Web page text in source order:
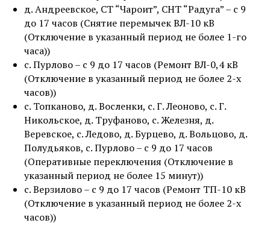
д. Андреевское, СТ “Чароит”, СНТ “Радуга” – с 9
до 17 часов (Снятие перемычек ВЛ-10 кВ
(Отключение в указанный период не более 1-го
часа))
с. Пурлово – с 9 до 17 часов (Ремонт ВЛ-0,4 кВ
(Отключение в указанный период не более 2-х
часов))
с. Топканово, д. Восленки, с. Г. Леоново, с. Г.
Никольское, д. Труфаново, с. Железня, д.
Веревское, с. Ледово, д. Бурцево, д. Вольцово, д.
Полудьяков, с. Пурлово – с 9 до 17 часов
(Оперативные переключения (Отключение в
указанный период не более 15 минут))
с. Верзилово – с 9 до 17 часов (Ремонт ТП-10 кВ
(Отключение в указанный период не более 2-х
часов))